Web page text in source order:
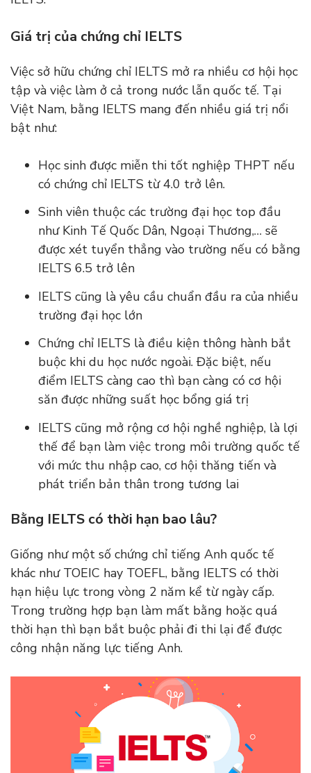
Giá trị của chứng chỉ IELTS
Việc sở hữu chứng chỉ IELTS mở ra nhiều cơ hội học
tập và việc làm ở cả trong nước lẫn quốc tế. Tại
Việt Nam, bằng IELTS mang đến nhiều giá trị nổi
bật như:
Học sinh được miễn thi tốt nghiệp THPT nếu
có chứng chỉ IELTS từ 4.0 trở lên.
Sinh viên thuộc các trường đại học top đầu
như Kinh Tế Quốc Dân, Ngoại Thương,… sẽ
được xét tuyển thẳng vào trường nếu có bằng
IELTS 6.5 trở lên
IELTS cũng là yêu cầu chuẩn đầu ra của nhiều
trường đại học lớn
Chứng chỉ IELTS là điều kiện thông hành bắt
buộc khi du học nước ngoài. Đặc biệt, nếu
điểm IELTS càng cao thì bạn càng có cơ hội
săn được những suất học bổng giá trị
IELTS cũng mở rộng cơ hội nghề nghiệp, là lợi
thế để bạn làm việc trong môi trường quốc tế
với mức thu nhập cao, cơ hội thăng tiến và
phát triển bản thân trong tương lai
Bằng IELTS có thời hạn bao lâu?
Giống như một số chứng chỉ tiếng Anh quốc tế
khác như TOEIC hay TOEFL, bằng IELTS có thời
hạn hiệu lực trong vòng 2 năm kể từ ngày cấp.
Trong trường hợp bạn làm mất bằng hoặc quá
thời hạn thì bạn bắt buộc phải đi thi lại để được
công nhận năng lực tiếng Anh.